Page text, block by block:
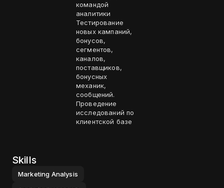
командой
аналитики
Тестирование
новых кампаний,
бонусов,
сегментов,
каналов,
поставщиков,
бонусных
механик,
сообщений.
Проведение
исследований по
клиентской базе
Skills
Marketing Analysis